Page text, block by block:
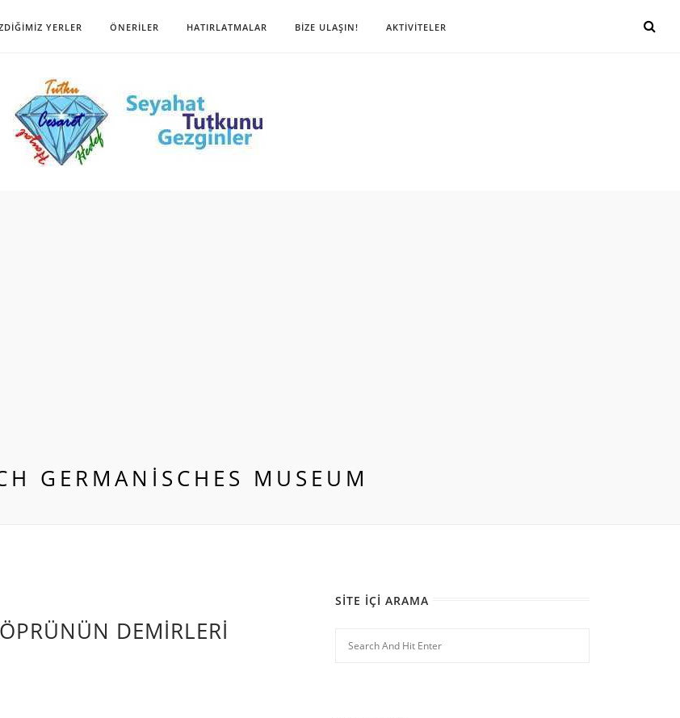
YERLER ÖNERILER HATIRLATMALAR BIZE ULAŞIN! AKTİVİTELER
GERMANİSCHES MUSEUM
DEMIRLERI
SITE İÇI ARAMA